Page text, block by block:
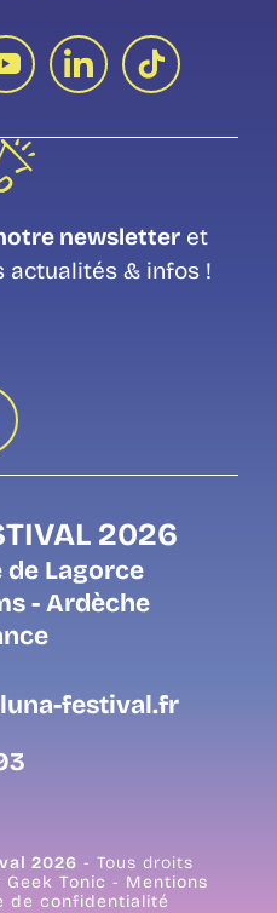
newsletteret
actualités & infos !
2026
de Lagorce
- Ardèche
festival.fr
2026 - Tous droits
Geek Tonic - Mentions
de confidentialité